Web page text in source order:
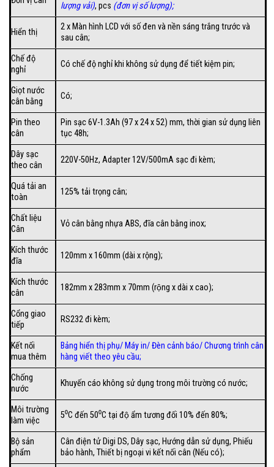
lượng vải), pcs (đơn vị số lượng);
Hiển thị
2 x Màn hình LCD với số đen và nền sáng trắng trước và
sau cân;
Chế độ
nghỉ
Có chế độ nghỉ khi không sử dụng để tiết kiệm pin;
Giọt nước
cân bằng
Có;
Pin theo
cân
Pin sạc 6V-1.3Ah (97 x 24 x 52) mm, thời gian sử dụng liên
tục 48h;
Dây sạc
theo cân
220V-50Hz, Adapter 12V/500mA sạc đi kèm;
Quá tải an
toàn
125% tải trọng cân;
Chất liệu
Cân
Vỏ cân bằng nhựa ABS, đĩa cân bằng inox;
Kích thước
đĩa
120mm x 160mm (dài x rộng);
Kích thước
cân
182mm x 283mm x 70mm (rộng x dài x cao);
Cổng giao
tiếp
RS232 đi kèm;
Kết nối
mua thêm
Bảng hiển thị phụ/ Máy in/Đèn cảnh báo/Chương trình cân
hàng viết theo yêu cầu;
Chống
nước
Khuyến cáo không sử dụng trong môi trường có nước;
Môi trường
làm việc
5⁰C đến 50⁰C tại độ ẩm tương đối 10% đến 80%;
Bộ sản
phẩm
Cân điện tử Digi DS, Dây sạc, Hướng dẫn sử dụng, Phiếu
bảo hành, Thiết bị ngoại vi kết nối cân (Nếu có);